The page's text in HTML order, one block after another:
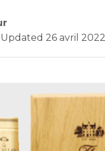
Updated 26 avril 2022